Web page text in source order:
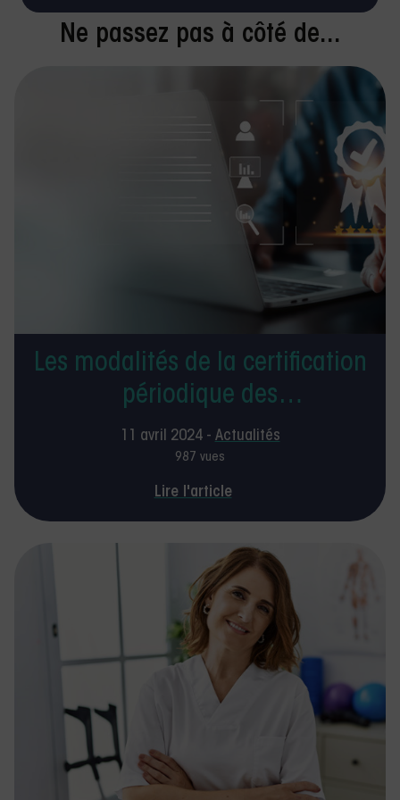
Ne passez pas à côté de...
Les modalités de la certification
périodique des
kinésithérapeutes
11 avril 2024 - Actualités
987 vues
Lire l'article